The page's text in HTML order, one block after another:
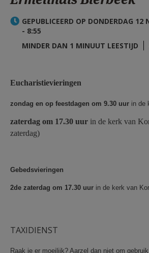
HULP
STARTPAGINA PORTAAL
AANMELDEN OF
GEPUBLICEERD OP DONDERDAG 12
- 8:55
MINDER DAN 1 MINUUT LEESTIJD
Eucharistievieringen
zondag en op feestdagen om 9.30 uur in de
zaterdag om 17.30 uur in de kerk van
zaterdag)
Gebedsvieringen
2de zaterdag om 17.30 uur in de kerk van
TAXIDIENST
Raak je er moeilijk? Aarzel dan niet om